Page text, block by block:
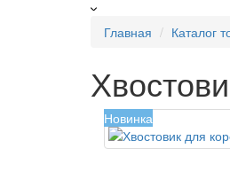
Главная Каталог
Новинка